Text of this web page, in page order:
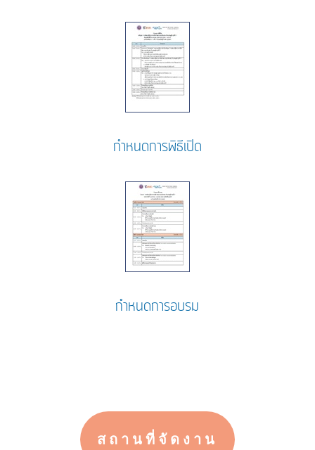
กำหนดการพิธีเปิด
กำหนดการอบรม
สถานที่จัดงาน